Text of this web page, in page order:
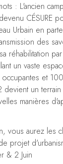
: L'ancien
CÉSURE
Urbain en
des
réhabilitation par
un vaste
et
un
manières
vous aurez les
projet
& 2 Juin